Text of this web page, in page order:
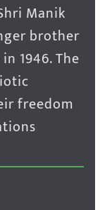
Manik
brother
1946. The
freedom